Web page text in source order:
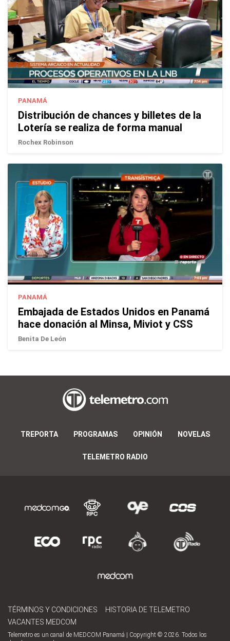
PANAMÁ
Distribución de chances y billetes de la
Lotería se realiza de forma manual
Rochex Robinson
PANAMÁ
Embajada de Estados Unidos en Panamá
hace donación al Minsa, Miviot y CSS
Benita De León
TREPORTA PROGRAMAS OPINIÓN NOVELAS
TELEMETRO RADIO
TÉRMINOS Y CONDICIONES
HISTORIA DE TELEMETRO
VACANTES MEDCOM
Telemetro es un canal de MEDCOM Panamá | Copyright © 2026. Todos los